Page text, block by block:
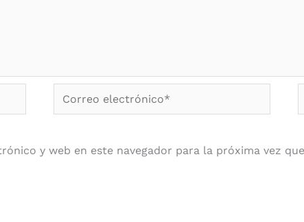
Correo
electrónico*
y web en este navegador para la próxima vez